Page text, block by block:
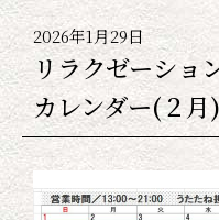
2026年1月29日
リラクゼーショ
カレンダー(２月)